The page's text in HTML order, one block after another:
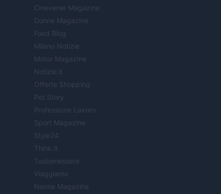
Cineverse Magazine
Donne Magazine
Food Blog
Milano Notizie
Motor Magazine
Notizie.it
Offerte Shopping
Pet Story
Professione Lavoro
Sport Magazine
Style24
Think.it
Tuobenessere
Viaggiamo
Nonne Magazine